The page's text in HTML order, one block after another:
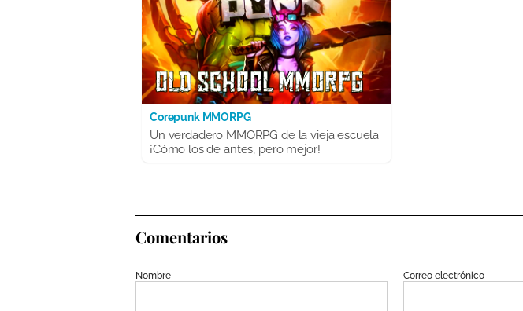
Corepunk MMORPG
Un verdadero MMORPG de la vieja escuela
¡Cómo los de antes, pero mejor!
Comentarios
Nombre Correo electrónico